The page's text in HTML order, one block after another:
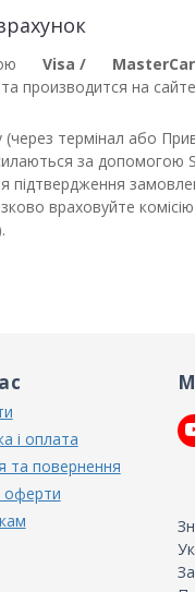
Visa /
производится на
термінал або
за допомогою
підтвердження
враховуйте
і оплата
та повернення
оферти